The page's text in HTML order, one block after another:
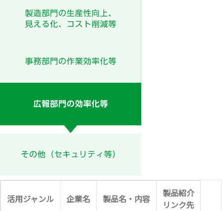
活用ジャンル 企業名 製品名・内容
製品紹介
リンク先